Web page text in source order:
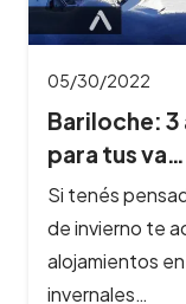
01/27/2022
Estafas
engaños…
Alquilar por
habitual. El
plataformas…